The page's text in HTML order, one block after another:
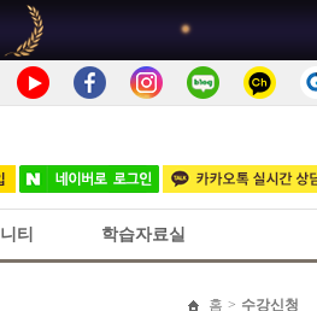
티 학습자료실
홈 > 수강신청